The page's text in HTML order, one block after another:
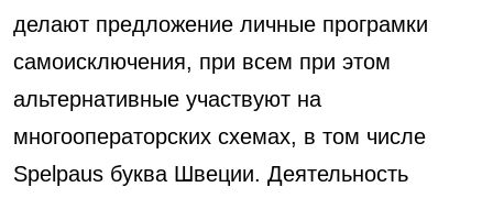
делают предложение личные програмки
самоисключения, при всем при этом
альтернативные участвуют на
многооператорских схемах, в том числе
Spelpaus буква Швеции. Деятельность